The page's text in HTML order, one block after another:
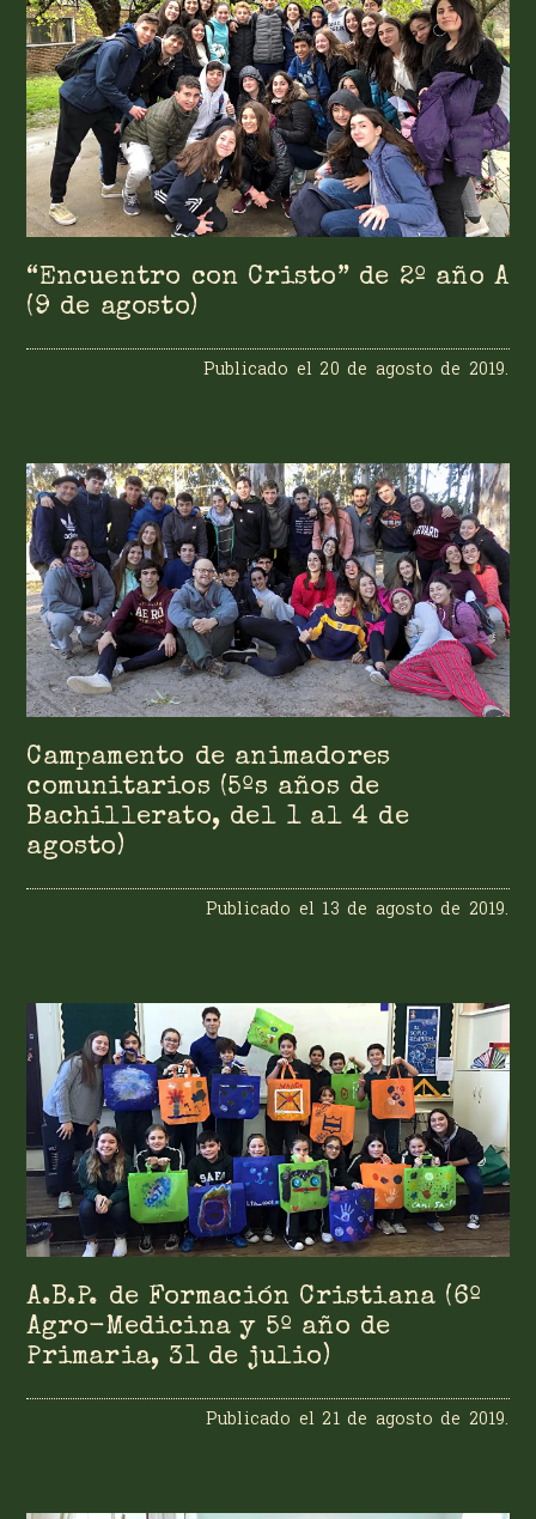
“Encuentro con Cristo” de 2º año A
(9 de agosto)
Publicado el20 de agosto de 2019.
Campamento de animadores
comunitarios (5ºs años de
Bachillerato, del 1 al 4 de
agosto)
Publicado el 13 de agosto de 2019.
A.B.P. de Formación Cristiana (6º
Agro-Medicina y 5º año de
Primaria, 31 de julio)
Publicado el21 de agosto de 2019.